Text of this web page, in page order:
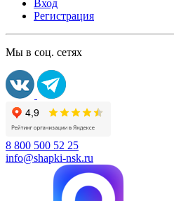
Вход
Регистрация
Мы в соц. сетях
8 800 500 52 25
info@shapki-nsk.ru